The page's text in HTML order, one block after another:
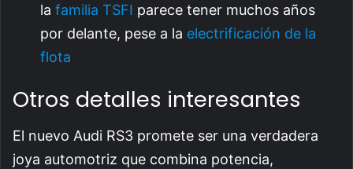
la familia TSFI parece tener muchos años
por delante, pese a la electrificación de la
flota
Otros detalles interesantes
El nuevo Audi RS3 promete ser una verdadera
joya automotriz que combina potencia,